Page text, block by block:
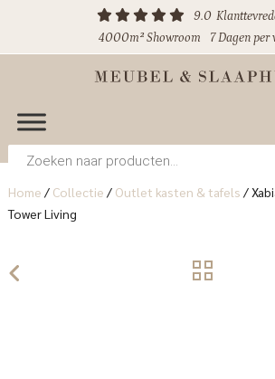
9.0
4000m² Showroom
7 Dagen per
Producten
zoeken
Home / Collectie / Outlet kasten & tafels /
Tower Living